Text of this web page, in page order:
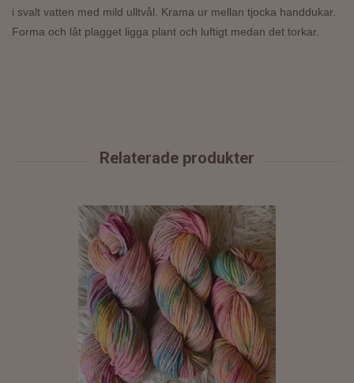
i svalt vatten med mild ulltvål. Krama ur mellan tjocka handdukar.
Forma och låt plagget ligga plant och luftigt medan det torkar.